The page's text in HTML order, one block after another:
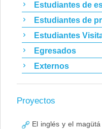
Estudiantes de
Estudiantes de
Estudiantes
Egresados
Externos
Proyectos
El inglés y el